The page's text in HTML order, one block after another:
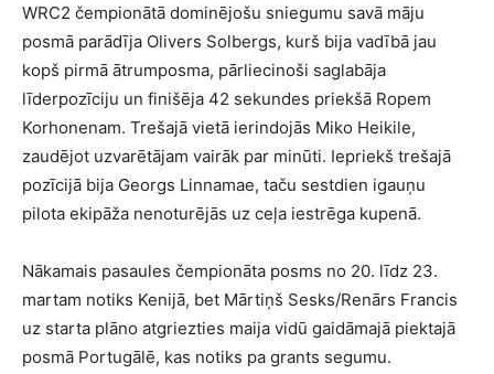
WRC2 čempionātā dominējošu sniegumu savā māju
posmā parādīja Olivers Solbergs, kurš bija vadībā jau
kopš pirmā ātrumposma, pārliecinoši saglabāja
līderpozīciju un finišēja 42 sekundes priekšā Ropem
Korhonenam. Trešajā vietā ierindojās Miko Heikile,
zaudējot uzvarētājam vairāk par minūti. Iepriekš trešajā
pozīcijā bija Georgs Linnamae, taču sestdien igauņu
pilota ekipāža nenoturējās uz ceļa iestrēga kupenā.
Nākamais pasaules čempionāta posms no 20. līdz 23.
martam notiks Kenijā, bet Mārtiņš Sesks/Renārs Francis
uz starta plāno atgriezties maija vidū gaidāmajā piektajā
posmā Portugālē, kas notiks pa grants segumu.